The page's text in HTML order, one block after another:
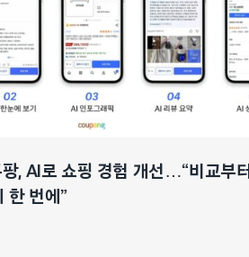
팡, AI로 쇼핑 경험 개선…“비교부터
한 번에”